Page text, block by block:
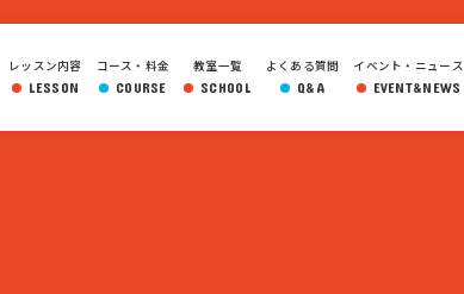
レッスン内容
LESSON
コース・料金
COURSE
教室一覧
SCHOOL
よくある質問
Q&A
イベント・ニュース
EVENT&NEWS